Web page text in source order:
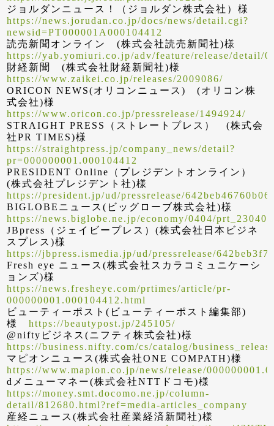
ジョルダンニュース！（ジョルダン株式会社）様
https://news.jorudan.co.jp/docs/news/detail.cgi?
newsid=PT000001A000104412
読売新聞オンライン (株式会社読売新聞社)様
https://yab.yomiuri.co.jp/adv/feature/release/detail/
財経新聞 (株式会社財経新聞社)様
https://www.zaikei.co.jp/releases/2009086/
ORICON NEWS(オリコンニュース) (オリコン株
式会社)様
https://www.oricon.co.jp/pressrelease/1494924/
STRAIGHT PRESS（ストレートプレス） (株式会
社PR TIMES)様
https://straightpress.jp/company_news/detail?
pr=000000001.000104412
PRESIDENT Online（プレジデントオンライン）
(株式会社プレジデント社)様
https://president.jp/ud/pressrelease/
BIGLOBEニュース(ビッグローブ株式会社)様
https://news.biglobe.ne.jp/economy/0404/
JBpress（ジェイビープレス）(株式会社日本ビジネ
スプレス)様
https://jbpress.ismedia.jp/ud/pressrelease/
Fresh eye ニュース(株式会社スカラコミュニケーシ
ョンズ)様
https://news.fresheye.com/prtimes/article/pr-
000000001.000104412.html
ビューティーポスト(ビューティーポスト編集部)
様https://beautypost.jp/245105/
@niftyビジネス(ニフティ株式会社)様
https://business.nifty.com/cs/catalog/
マピオンニュース(株式会社ONE COMPATH)様
https://www.mapion.co.jp/news/release/
dメニューマネー(株式会社NTTドコモ)様
https://money.smt.docomo.ne.jp/column-
detail/812680.html?ref=media-articles_company
産経ニュース(株式会社産業経済新聞社)様